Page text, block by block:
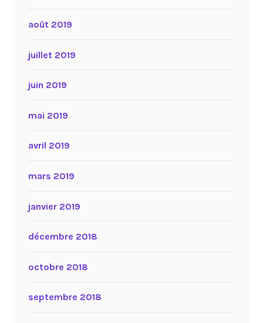
août 2019
juillet 2019
juin 2019
mai 2019
avril 2019
mars 2019
janvier 2019
décembre 2018
octobre 2018
septembre 2018